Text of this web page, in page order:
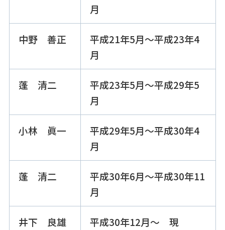
月
中野 善正
平成21年5月～平成23年4
月
蓬 清二
平成23年5月～平成29年5
月
小林 眞一
平成29年5月～平成30年4
月
蓬 清二
平成30年6月～平成30年11
月
井下 良雄
平成30年12月～ 現